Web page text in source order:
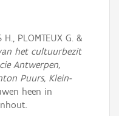
H., PLOMTEUX G. &
het cultuurbezit
Antwerpen,
Puurs, Klein-
heen in